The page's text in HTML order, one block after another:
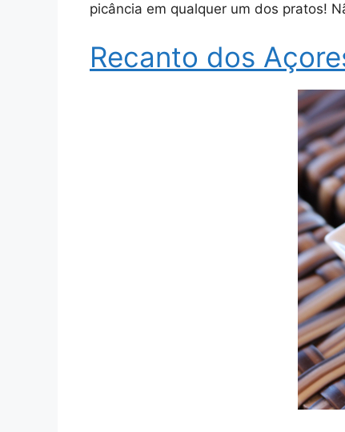
picância em qualquer um dos pratos!
Recanto dos